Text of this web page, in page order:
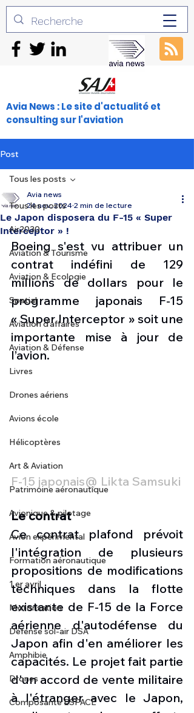
Avia News : Le site d'actualité et
consulting sur l'aviation
Post
Tous les posts
Air2030
Aviation & Tourisme
Aviation & Ecologie
Spatial
Aviation d'affaires
Aviation & Défense
Livres
Drones aériens
Avions école
Hélicoptères
Art & Aviation
Patrimoine aéronautique
Avionique & pilotage
Avion expérimental
Formation aéronautique
1 er avril
Motorisation
Défense sol-air DSA
Amphibie
Drones
Composante ESPACE
Tous les posts
Le Japon disposera du F-15 « Super
Interceptor » !
Avia news
24 nov. 2024 2 min de lecture
Boeing s'est vu attribuer un
contrat indéfini de 129
millions de dollars pour le
programme japonais F-15
« Super Interceptor » soit une
importante mise à jour de
l’avion.
F-15 japonais@ Likta Samsuki
Le contrat
Ce contrat plafond prévoit
l'intégration de plusieurs
propositions de modifications
techniques dans la flotte
existante de F-15 de la Force
aérienne d'autodéfense du
Japon afin d'en améliorer les
capacités. Le projet fait partie
d'un accord de vente militaire
à l'étranger avec le Japon,